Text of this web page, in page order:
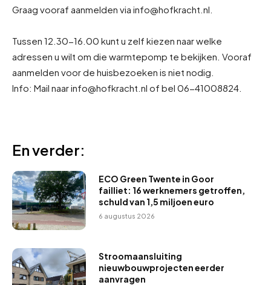
Graag vooraf aanmelden via info@hofkracht.nl.
Tussen 12.30-16.00 kunt u zelf kiezen naar welke
adressen u wilt om die warmtepomp te bekijken. Vooraf
aanmelden voor de huisbezoeken is niet nodig.
Info: Mail naar info@hofkracht.nl of bel 06-41008824.
En verder:
ECO Green Twente in Goor
failliet: 16 werknemers getroffen,
schuld van 1,5 miljoen euro
6 augustus 2026
Stroomaansluiting
nieuwbouwprojecten eerder
aanvragen